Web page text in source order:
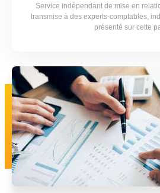
Service indépendant de mise en
transmise à des experts-comptables,
présenté sur cette